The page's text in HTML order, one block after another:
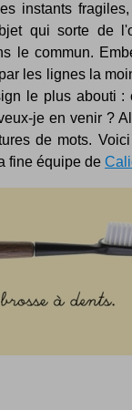
instants
qui sorte de
le commun.
les lignes la
le plus abouti :
je en venir ?
de mots.
fine équipe de